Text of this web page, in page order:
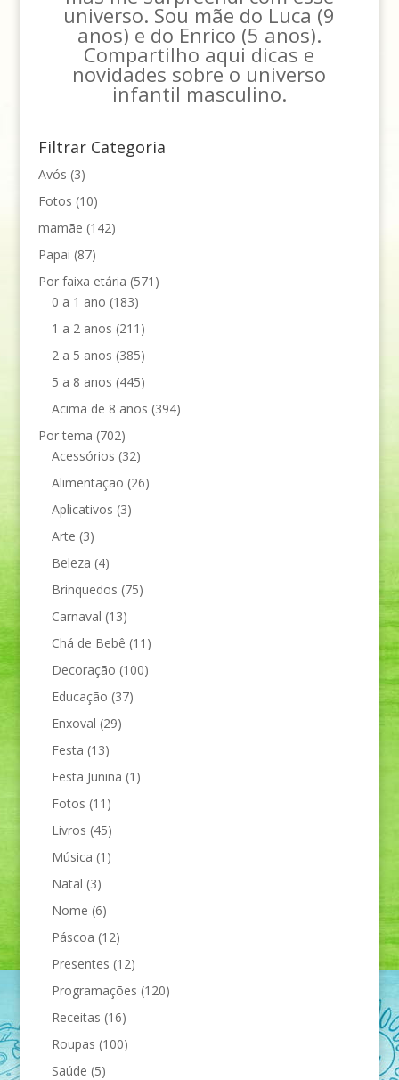
universo. Sou mãe do Luca (9
anos) e do Enrico (5 anos).
Compartilho aqui dicas e
novidades sobre o universo
infantil masculino.
Filtrar Categoria
Avós (3)
Fotos (10)
mamãe (142)
Papai (87)
Por faixa etária (571)
0 a 1 ano (183)
1 a 2 anos (211)
2 a 5 anos (385)
5 a 8 anos (445)
Acima de 8 anos (394)
Por tema (702)
Acessórios (32)
Alimentação (26)
Aplicativos (3)
Arte (3)
Beleza (4)
Brinquedos (75)
Carnaval (13)
Chá de Bebê (11)
Decoração (100)
Educação (37)
Enxoval (29)
Festa (13)
Festa Junina (1)
Fotos (11)
Livros (45)
Música (1)
Natal (3)
Nome (6)
Páscoa (12)
Presentes (12)
Programações (120)
Receitas (16)
Roupas (100)
Saúde (5)